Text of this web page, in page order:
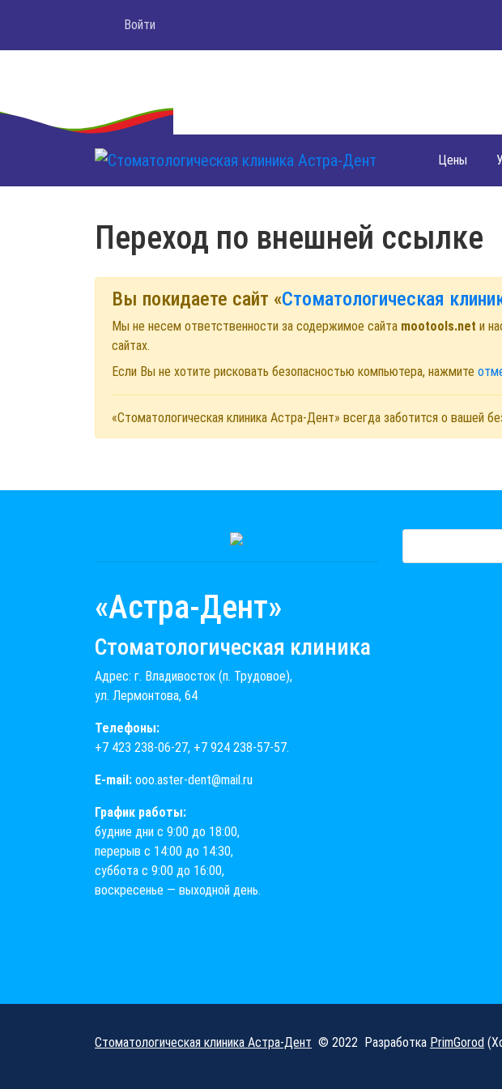
Войти
Цены
Переход по внешней ссылке
Вы покидаете сайт «Стоматологическая
Мы не несем ответственности за содержимое сайта mootools.net и
сайтах.
Если Вы не хотите рисковать безопасностью компьютера, нажмите
«Стоматологическая клиника Астра-Дент» всегда заботится о вашей
«Астра-Дент»
Стоматологическая клиника
Адрес: г. Владивосток (п. Трудовое),
ул. Лермонтова, 64
Телефоны:
+7 423 238-06-27, +7 924 238-57-57.
E-mail: ooo.aster-dent@mail.ru
График работы:
будние дни с 9:00 до 18:00,
перерыв с 14:00 до 14:30,
суббота с 9:00 до 16:00,
воскресенье — выходной день.
Стоматологическая клиника Астра-Дент © 2022 Разработка PrimGorod